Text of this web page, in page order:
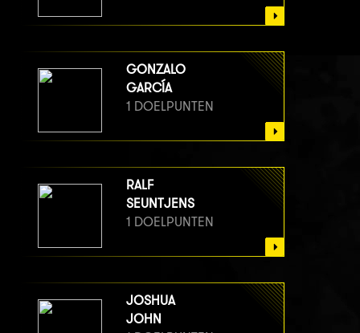
GONZALO
GARCÍA
1 DOELPUNTEN
RALF
SEUNTJENS
1 DOELPUNTEN
JOSHUA
JOHN